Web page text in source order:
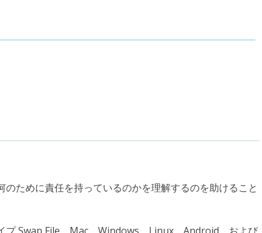
ために責任を持っているのかを理解するのを助けること